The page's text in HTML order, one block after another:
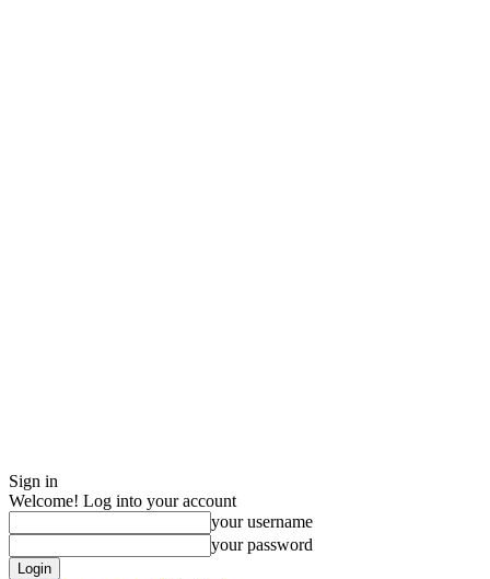
Sign in
Welcome! Log into your account
your username
your password